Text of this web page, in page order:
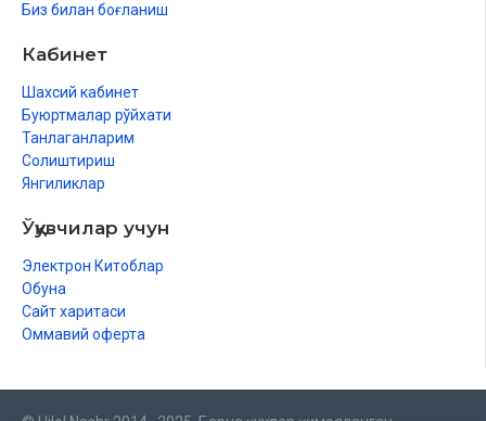
Биз билан боғланиш
Кабинет
Шахсий кабинет
Буюртмалар рўйхати
Танлаганларим
Солиштириш
Янгиликлар
Ўқувчилар учун
Электрон Китоблар
Обуна
Сайт харитаси
Оммавий оферта